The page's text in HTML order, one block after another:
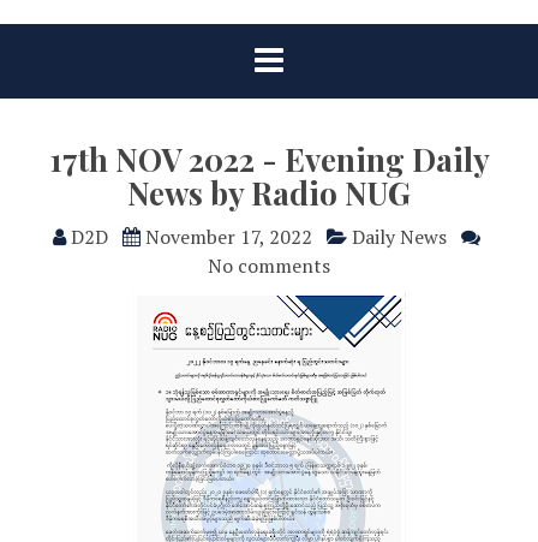
17th NOV 2022 - Evening Daily
News by Radio NUG
D2D November 17, 2022
Daily News
No comments